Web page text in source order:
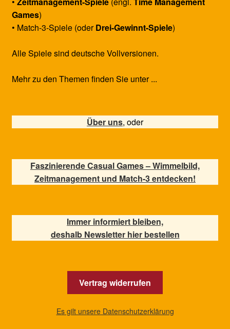
Games)
• Match-3-Spiele (oderDrei-Gewinnt-Spiele)
Alle Spiele sind deutsche Vollversionen.
Mehr zu den Themen finden Sie unter ...
Über uns, oder
Faszinierende Casual Games – Wimmelbild,
Zeitmanagement und Match-3 entdecken!
Immer informiert bleiben,
deshalb Newsletter hier bestellen
Vertrag widerrufen
Es gilt unsere Datenschutzerklärung